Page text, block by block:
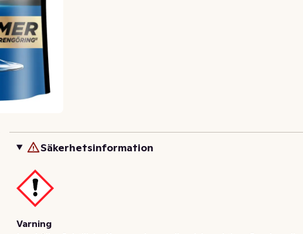
Säkerhetsinformation
Varning